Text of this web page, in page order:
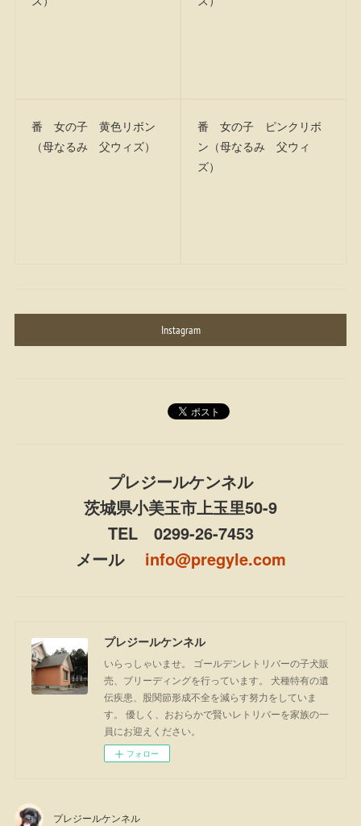
番 女の子 黄色リボン
（母なるみ 父ウィズ）
番 女の子 ピンクリボ
ン（母なるみ 父ウィ
ズ）
Instagram
プレジールケンネル
茨城県小美玉市上玉里50-9
TEL 0299-26-7453
メール info@pregyle.com
プレジールケンネル
いらっしゃいませ。 ゴールデンレトリバーの子犬販
売、ブリーディングを行っています。 犬種特有の遺
伝疾患、股関節形成不全を減らす努力をしていま
す。 優しく、おおらかで賢いレトリバーを家族の一
員にお迎えください。
フォロー
プレジールケンネル